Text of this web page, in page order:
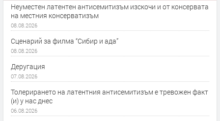
Неуместен латентен антисемитизъм изскочи и от консервата
на местния консерватизъм
08.08.2026
Сценарий за филма “Сибир и ада”
08.08.2026
Деругация
07.08.2026
Толерирането на латентния антисемитизъм е тревожен факт
(и) у нас днес
06.08.2026